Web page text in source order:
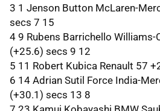
3 1 Jenson Button McLaren-
secs 7 15
4 9 Rubens Barrichello
(+25.6) secs 9 12
5 11 Robert Kubica Renault 57
6 14 Adrian Sutil Force India-
(+30.1) secs 13 8